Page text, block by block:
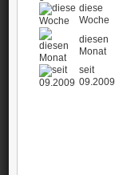
diese
Woche
diesen
Monat
seit
09.2009